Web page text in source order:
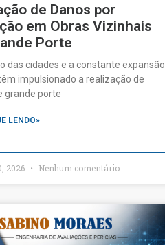
de Danos por
em Obras Vizinhais
Porte
das cidades e a constante expansão
impulsionado a realização de
grande porte
LENDO»
2026 Nenhum comentário